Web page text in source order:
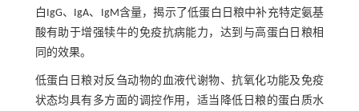
白IgG、IgA、IgM含量，揭示了低蛋白日粮中补充特定氨基
酸有助于增强犊牛的免疫抗病能力，达到与高蛋白日粮相
同的效果。
低蛋白日粮对反刍动物的血液代谢物、抗氧化功能及免疫
状态均具有多方面的调控作用，适当降低日粮的蛋白质水